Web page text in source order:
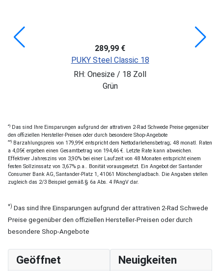
289,99 €
PUKY Steel Classic 18
RH: Onesize / 18 Zoll
Grün
*) Das sind Ihre Einsparungen aufgrund der attrativen 2-Rad Schwede Preise gegenüber
den offiziellen Hersteller-Preisen oder durch besondere Shop-Angebote
**) Barzahlungspreis von 179,99€ entspricht dem Nettodarlehensbetrag; 48 monatl. Raten
a 4,05€ ergeben einen Gesamtbetrag von 194,46 €. Letzte Rate kann abweichen.
Effektiver Jahreszins von 3,90% bei einer Laufzeit von 48 Monaten entspricht einem
festen Sollzinssatz von 3,67% p.a.. Bonität vorausgesetzt. Ein Angebot der Santander
Consumer Bank AG, Santander-Platz 1, 41061 Mönchengladbach. Die Angaben stellen
zugleich das 2/3 Beispiel gemäß § 6a Abs. 4 PAngV dar.
*) Das sind Ihre Einsparungen aufgrund der attrativen 2-Rad Schwede
Preise gegenüber den offiziellen Hersteller-Preisen oder durch
besondere Shop-Angebote
Geöffnet Neuigkeiten